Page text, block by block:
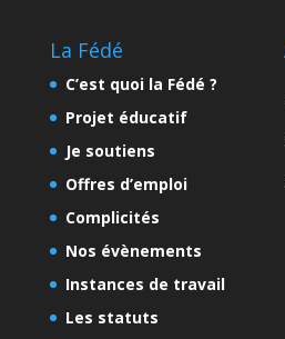
La Fédé
C’est quoi la Fédé ?
Projet éducatif
Je soutiens
Offres d’emploi
Complicités
Nos évènements
Instances de travail
Les statuts